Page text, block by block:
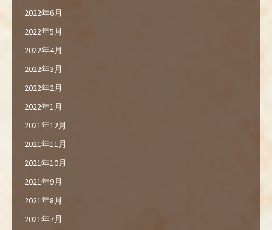
2022年6月
2022年5月
2022年4月
2022年3月
2022年2月
2022年1月
2021年12月
2021年11月
2021年10月
2021年9月
2021年8月
2021年7月